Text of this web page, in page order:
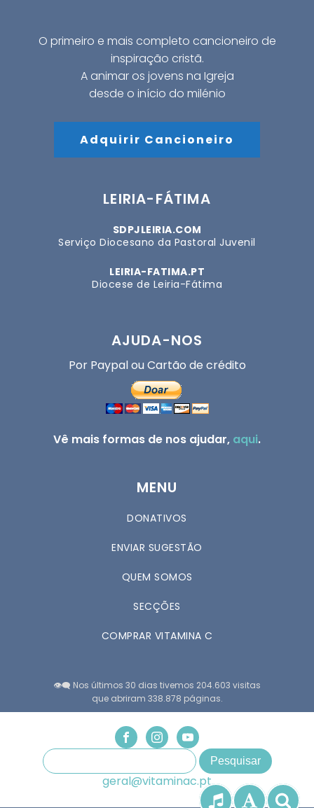
O primeiro e mais completo cancioneiro de
inspiração cristã.
A animar os jovens na Igreja
desde o início do milénio
Adquirir Cancioneiro
LEIRIA-FÁTIMA
SDPJLEIRIA.COM
Serviço Diocesano da Pastoral Juvenil
LEIRIA-FATIMA.PT
Diocese de Leiria-Fátima
AJUDA-NOS
Por Paypal ou Cartão de crédito
Vê mais formas de nos ajudar, aqui.
MENU
DONATIVOS
ENVIAR SUGESTÃO
QUEM SOMOS
SECÇÕES
COMPRAR VITAMINA C
👁️‍🗨️ Nos últimos 30 dias tivemos 204.603 visitas
que abriram 338.878 páginas.
geral@vitaminac.pt